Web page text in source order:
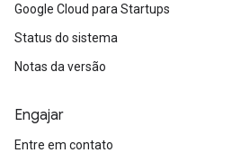
Google Cloud para Startups
Status do sistema
Notas da versão
Engajar
Entre em contato